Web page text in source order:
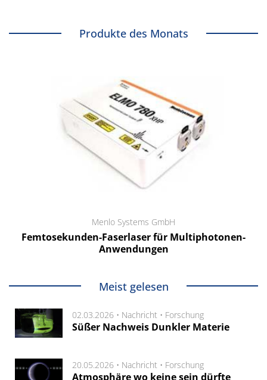
Produkte des Monats
Menlo Systems GmbH
Femtosekunden-Faserlaser für Multiphotonen-
Anwendungen
Meist gelesen
02.03.2026 • Nachricht • Forschung
Süßer Nachweis Dunkler Materie
20.05.2026 • Nachricht • Forschung
Atmosphäre wo keine sein dürfte